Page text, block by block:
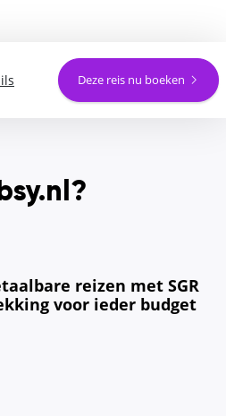
Deze reis nu boeken
reizen met SGR
voor ieder budget